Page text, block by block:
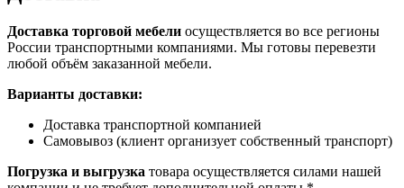
Доставка торговой мебели осуществляется во все регионы
России транспортными компаниями. Мы готовы перевезти
любой объём заказанной мебели.
Варианты доставки:
Доставка транспортной компанией
Самовывоз (клиент организует собственный транспорт)
Погрузка и выгрузка товара осуществляется силами нашей